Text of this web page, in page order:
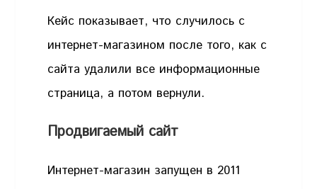
Кейс показывает, что случилось с
интернет-магазином после того, как с
сайта удалили все информационные
страница, а потом вернули.
Продвигаемый сайт
Интернет-магазин запущен в 2011